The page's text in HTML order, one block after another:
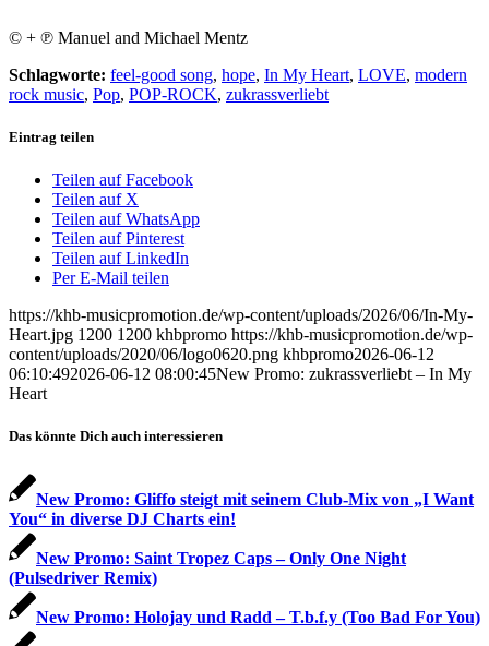
© + ℗ Manuel and Michael Mentz
Schlagworte: feel-good song, hope, In My Heart, LOVE, modern
rock music, Pop, POP-ROCK, zukrassverliebt
Eintrag teilen
Teilen auf Facebook
Teilen auf X
Teilen auf WhatsApp
Teilen auf Pinterest
Teilen auf LinkedIn
Per E-Mail teilen
https://khb-musicpromotion.de/wp-content/uploads/2026/06/In-My-
Heart.jpg 1200 1200 khbpromo https://khb-musicpromotion.de/wp-
content/uploads/2020/06/logo0620.png khbpromo2026-06-12
06:10:492026-06-12 08:00:45New Promo: zukrassverliebt – In My
Heart
Das könnte Dich auch interessieren
New Promo: Gliffo steigt mit seinem Club-Mix von „I Want
You“ in diverse DJ Charts ein!
New Promo: Saint Tropez Caps – Only One Night
(Pulsedriver Remix)
New Promo: Holojay und Radd – T.b.f.y (Too Bad For You)